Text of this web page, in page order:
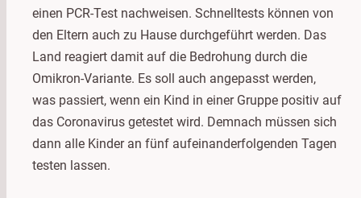
einen PCR-Test nachweisen. Schnelltests können von
den Eltern auch zu Hause durchgeführt werden. Das
Land reagiert damit auf die Bedrohung durch die
Omikron-Variante. Es soll auch angepasst werden,
was passiert, wenn ein Kind in einer Gruppe positiv auf
das Coronavirus getestet wird. Demnach müssen sich
dann alle Kinder an fünf aufeinanderfolgenden Tagen
testen lassen.